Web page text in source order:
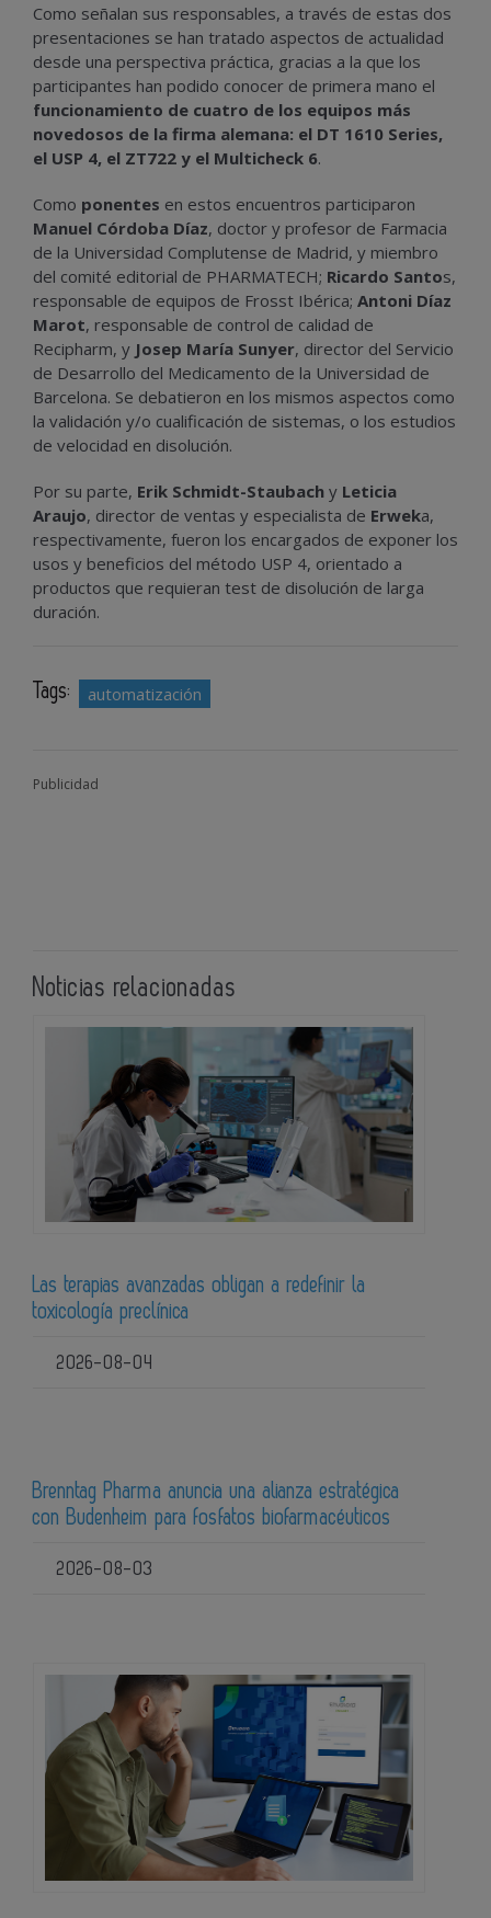
Como señalan sus responsables, a través de estas dos
presentaciones se han tratado aspectos de actualidad
desde una perspectiva práctica, gracias a la que los
participantes han podido conocer de primera mano el
funcionamiento de cuatro de los equipos más
novedosos de la firma alemana: el DT 1610 Series,
el USP 4, el ZT722 y el Multicheck 6.
Como ponentes en estos encuentros participaron
Manuel Córdoba Díaz, doctor y profesor de Farmacia
de la Universidad Complutense de Madrid, y miembro
del comité editorial de PHARMATECH; Ricardo Santos,
responsable de equipos de Frosst Ibérica; Antoni Díaz
Marot, responsable de control de calidad de
Recipharm, y Josep María Sunyer, director del Servicio
de Desarrollo del Medicamento de la Universidad de
Barcelona. Se debatieron en los mismos aspectos como
la validación y/o cualificación de sistemas, o los estudios
de velocidad en disolución.
Por su parte, Erik Schmidt-Staubach y Leticia
Araujo, director de ventas y especialista de Erweka,
respectivamente, fueron los encargados de exponer los
usos y beneficios del método USP 4, orientado a
productos que requieran test de disolución de larga
duración.
Tags: automatización
Publicidad
Noticias relacionadas
Las terapias avanzadas obligan a redefinir la
toxicología preclínica
2026-08-04
Brenntag Pharma anuncia una alianza estratégica
con Budenheim para fosfatos biofarmacéuticos
2026-08-03